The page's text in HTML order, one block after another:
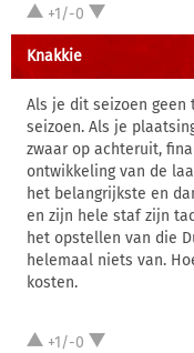
+1/-0
Knakkie
Als je dit seizoen
seizoen. Als je
zwaar op achteruit,
ontwikkeling van de
het belangrijkste en
en zijn hele staf zijn
het opstellen van die
helemaal niets van.
kosten.
+1/-0